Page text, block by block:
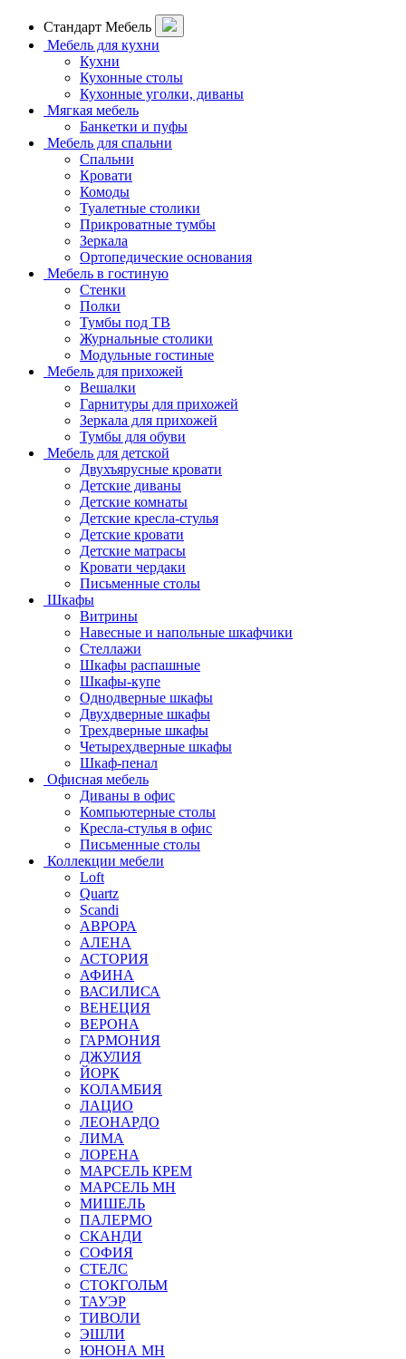
Стандарт Мебель
Мебель для кухни
Кухни
Кухонные столы
Кухонные уголки, диваны
Мягкая мебель
Банкетки и пуфы
Мебель для спальни
Спальни
Кровати
Комоды
Туалетные столики
Прикроватные тумбы
Зеркала
Ортопедические основания
Мебель в гостиную
Стенки
Полки
Тумбы под ТВ
Журнальные столики
Модульные гостиные
Мебель для прихожей
Вешалки
Гарнитуры для прихожей
Зеркала для прихожей
Тумбы для обуви
Мебель для детской
Двухъярусные кровати
Детские диваны
Детские комнаты
Детские кресла-стулья
Детские кровати
Детские матрасы
Кровати чердаки
Письменные столы
Шкафы
Витрины
Навесные и напольные шкафчики
Стеллажи
Шкафы распашные
Шкафы-купе
Однодверные шкафы
Двухдверные шкафы
Трехдверные шкафы
Четырехдверные шкафы
Шкаф-пенал
Офисная мебель
Диваны в офис
Компьютерные столы
Кресла-стулья в офис
Письменные столы
Коллекции мебели
Loft
Quartz
Scandi
АВРОРА
АЛЕНА
АСТОРИЯ
АФИНА
ВАСИЛИСА
ВЕНЕЦИЯ
ВЕРОНА
ГАРМОНИЯ
ДЖУЛИЯ
ЙОРК
КОЛАМБИЯ
ЛАЦИО
ЛЕОНАРДО
ЛИМА
ЛОРЕНА
МАРСЕЛЬ КРЕМ
МАРСЕЛЬ МН
МИШЕЛЬ
ПАЛЕРМО
СКАНДИ
СОФИЯ
СТЕЛС
СТОКГОЛЬМ
ТАУЭР
ТИВОЛИ
ЭШЛИ
ЮНОНА МН